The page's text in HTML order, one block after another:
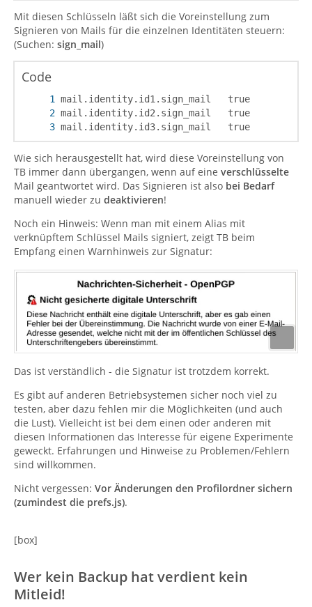
Mit diesen Schlüsseln läßt sich die Voreinstellung zum
Signieren von Mails für die einzelnen Identitäten steuern:
(Suchen: sign_mail)
Code
mail.identity.id3.sign_mail   true
Wie sich herausgestellt hat, wird diese Voreinstellung von
TB immer dann übergangen, wenn auf eine verschlüsselte
Mail geantwortet wird. Das Signieren ist also bei Bedarf
manuell wieder zu deaktivieren!
Noch ein Hinweis: Wenn man mit einem Alias mit
verknüpftem Schlüssel Mails signiert, zeigt TB beim
Empfang einen Warnhinweis zur Signatur:
Das ist verständlich - die Signatur ist trotzdem korrekt.
Es gibt auf anderen Betriebsystemen sicher noch viel zu
testen, aber dazu fehlen mir die Möglichkeiten (und auch
die Lust). Vielleicht ist bei dem einen oder anderen mit
diesen Informationen das Interesse für eigene Experimente
geweckt. Erfahrungen und Hinweise zu Problemen/Fehlern
sind willkommen.
Nicht vergessen: Vor Änderungen den Profilordner sichern
(zumindest die prefs.js).
[box]
Wer kein Backup hat verdient kein
Mitleid!